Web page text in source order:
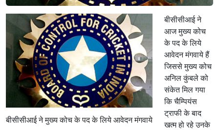
बीसीसीआई ने मुख्य कोच के पद के लिये आवेदन मंगवाये
बीसीसीआई ने
आज मुख्य कोच
के पद के लिये
आवेदन मंगवाये हैं
जिससे मुख्य कोच
अनिल कुंबले को
संकेत मिल गया
कि चैम्पियंस
ट्राफी के बाद
खत्म हो रहे उनके